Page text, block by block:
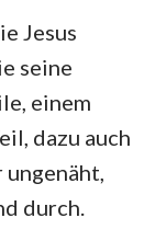
6
7
Jesus
seine
einem
dazu auch
durch.